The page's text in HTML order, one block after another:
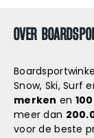
OVER
Snow, Ski, Surf
merken en
meer dan
voor de beste